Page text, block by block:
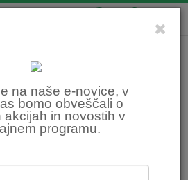
na naše e-novice, v
bomo obveščali o
akcijah in novostih v
programu.